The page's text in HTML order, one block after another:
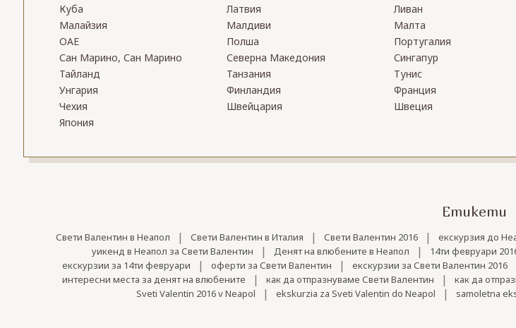
Куба
Латвия Ливан
Малайзия
Малдиви Малта
ОАЕ
Полша Португалия
Сан Марино, Сан Марино
Северна Македония Сингапур
Тайланд
Танзания Тунис
Унгария
Финландия Франция
Чехия
Швейцария Швеция
Япония
Етикети
Свети Валентин в Неапол | Свети Валентин в Италия | Свети Валентин 2016 | екскурзия до
уикенд в Неапол за Свети Валентин | Денят на влюбените в Неапол | 14ти февруари
екскурзии за 14ти февруари | оферти за Свети Валентин | екскурзии за Свети Валентин 2016
интересни места за денят на влюбените | как да отпразнуваме Свети Валентин | как да
Sveti Valentin 2016 v Neapol | ekskurzia za Sveti Valentin do Neapol | samoletna